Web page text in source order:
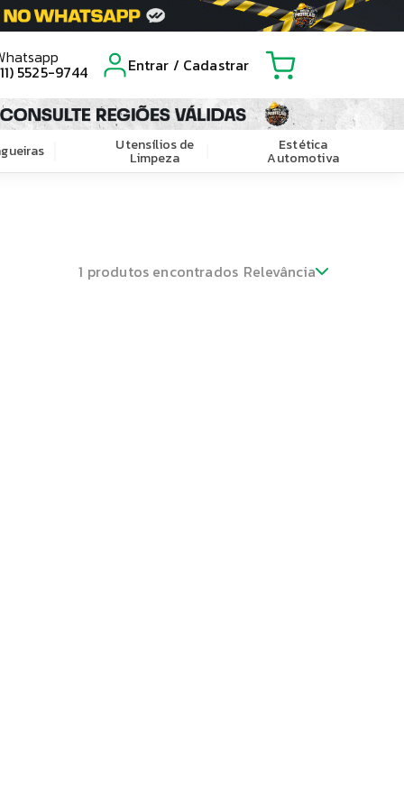
5525-9744 Entrar / Cadastrar
Utensílios de
Limpeza
Estética
Automotiva
1 produtos encontrados Relevância